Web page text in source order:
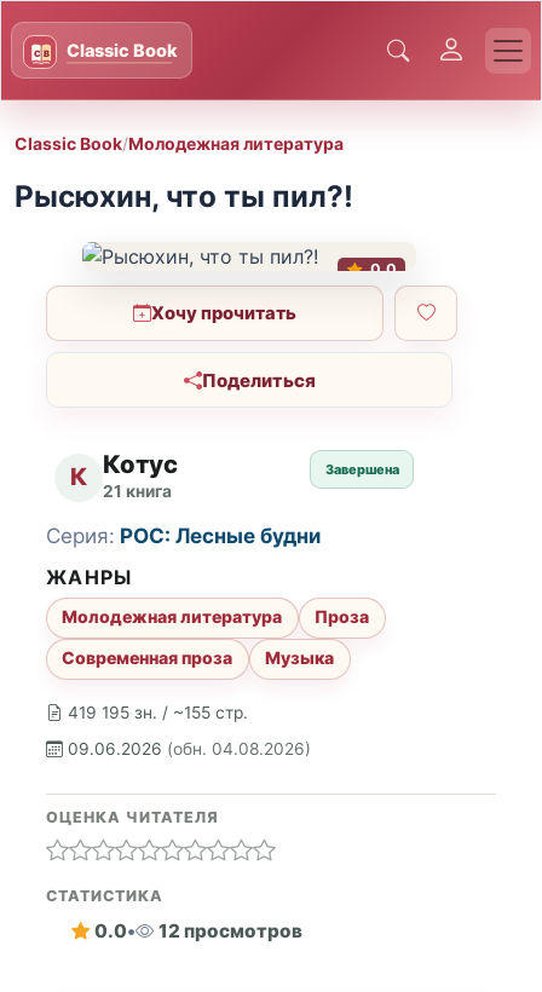
Classic Book/Молодежная литература
Рысюхин, что ты пил?!
0.0
Хочу прочитать
Поделиться
К Котус
21 книга
Завершена
419 195 зн. / ~155 стр.
09.06.2026 (обн. 04.08.2026)
Серия: РОС: Лесные будни
ЖАНРЫ
Молодежная литература
Проза
Современная проза
Музыка
ОЦЕНКА ЧИТАТЕЛЯ
СТАТИСТИКА
0.0• 12 просмотров